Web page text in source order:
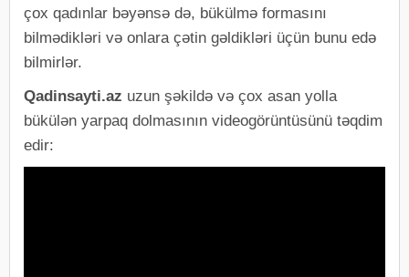
çox qadınlar bəyənsə də, bükülmə formasını
bilmədikləri və onlara çətin gəldikləri üçün bunu edə
bilmirlər.
Qadinsayti.az uzun şəkildə və çox asan yolla
bükülən yarpaq dolmasının videogörüntüsünü təqdim
edir: